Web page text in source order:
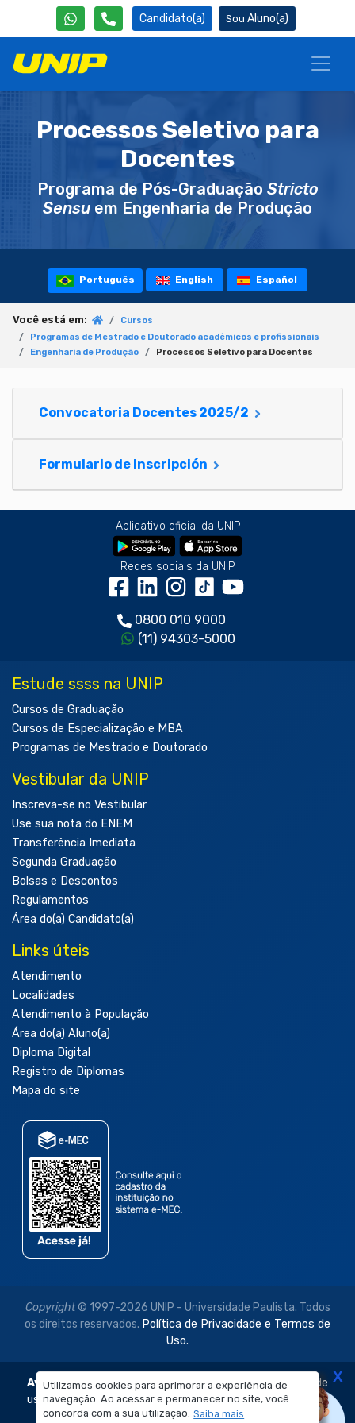
Utilizamos cookies para aprimorar a experiência de
navegação. Ao acessar e permanecer no site, você
concorda com a sua utilização. Saiba mais
Candidato(a) Aluno(a)
Processos Seletivo para
Docentes
Programa de Pós-Graduação Stricto
Sensu em Engenharia de Produção
Português English Español
Você está em:
Cursos
Programas de Mestrado e Doutorado acadêmicos e profissionais
Engenharia de Produção
Processos Seletivo para Docentes
Convocatoria Docentes 2025/2
Formulario de Inscripción
Aplicativo oficial da UNIP
Redes sociais da UNIP
0800 010 9000
(11) 94303-5000
Estude ssss na UNIP
Cursos de Graduação
Cursos de Especialização e MBA
Programas de Mestrado e Doutorado
Vestibular da UNIP
Inscreva-se no Vestibular
Use sua nota do ENEM
Transferência Imediata
Segunda Graduação
Bolsas e Descontos
Regulamentos
Área do(a) Candidato(a)
Links úteis
Atendimento
Localidades
Atendimento à População
Área do(a) Aluno(a)
Diploma Digital
Registro de Diplomas
Mapa do site
Copyright© 1997-2026 UNIP - Universidade Paulista. Todos
os direitos reservados. Política de Privacidade e Termos de
Uso.
Aviso Legal: As imagens disponibilizadas neste site são de
uso exclusivo institucional do Sistema de Ensino Objetivo e
da Universidade Paulista – UNIP.
X